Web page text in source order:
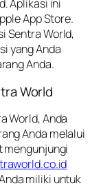
Aplikasi ini
App Store.
Sentra World,
yang Anda
Anda.
World
World, Anda
Anda melalui
mengunjungi
miliki untuk